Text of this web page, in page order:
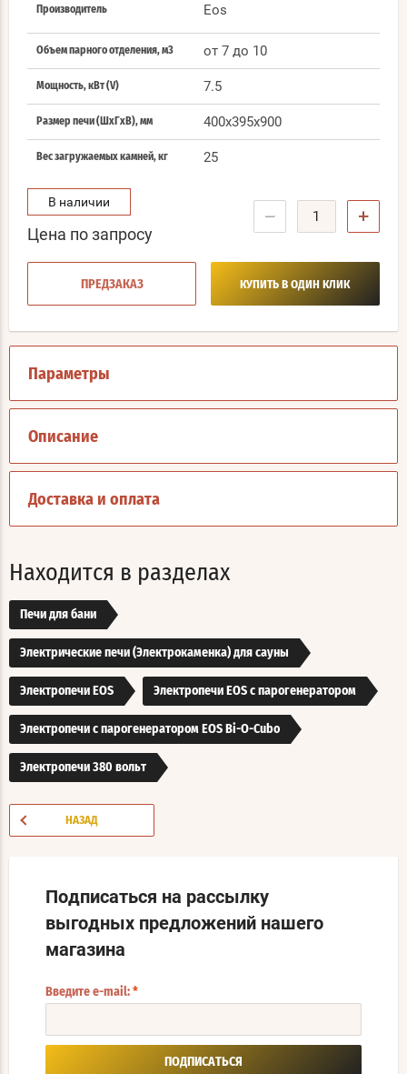
Производитель Eos
Объем парного отделения, м3 от 7 до 10
Мощность, кВт (V) 7.5
Размер печи (ШхГхВ), мм 400x395x900
Вес загружаемых камней, кг 25
В наличии
Цена по запросу
− +
ПРЕДЗАКАЗ КУПИТЬ В ОДИН КЛИК
Параметры
Описание
Доставка и оплата
Находится в разделах
Печи для бани
Электрические печи (Электрокаменка) для сауны
Электропечи EOS Электропечи EOS с парогенератором
Электропечи с парогенератором EOS Bi-O-Cubo
Электропечи 380 вольт
НАЗАД
Подписаться на рассылку
выгодных предложений нашего
магазина
Введите e-mail: *
ПОДПИСАТЬСЯ